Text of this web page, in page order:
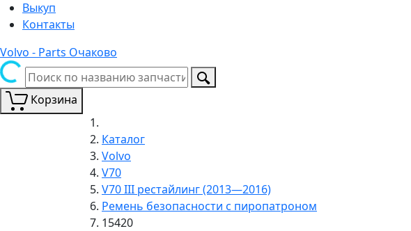
Выкуп
Контакты
Volvo - Parts Очаково
Корзина
Каталог
Volvo
V70
V70 III рестайлинг (2013—2016)
Ремень безопасности с пиропатроном
15420